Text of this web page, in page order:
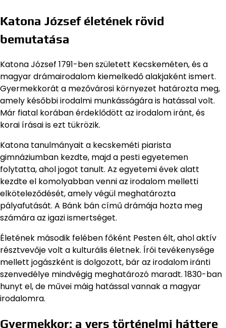
Katona József életének rövid
bemutatása
Katona József 1791-ben született Kecskeméten, és a
magyar drámairodalom kiemelkedő alakjaként ismert.
Gyermekkorát a mezővárosi környezet határozta meg,
amely későbbi irodalmi munkásságára is hatással volt.
Már fiatal korában érdeklődött az irodalom iránt, és
korai írásai is ezt tükrözik.
Katona tanulmányait a kecskeméti piarista
gimnáziumban kezdte, majd a pesti egyetemen
folytatta, ahol jogot tanult. Az egyetemi évek alatt
kezdte el komolyabban venni az irodalom melletti
elköteleződését, amely végül meghatározta
pályafutását. A Bánk bán című drámája hozta meg
számára az igazi ismertséget.
Életének második felében főként Pesten élt, ahol aktív
résztvevője volt a kulturális életnek. Írói tevékenysége
mellett jogászként is dolgozott, bár az irodalom iránti
szenvedélye mindvégig meghatározó maradt. 1830-ban
hunyt el, de művei máig hatással vannak a magyar
irodalomra.
Gyermekkor: a vers történelmi háttere